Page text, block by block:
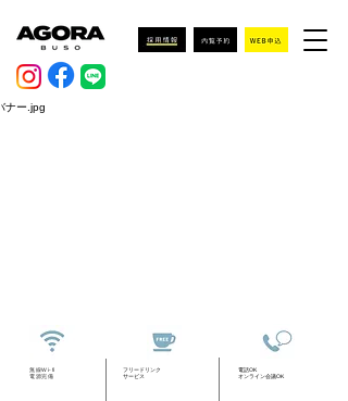
無線Wi-fi
​電源完備
フリードリンク
​サービス
電話OK
オンライン会議OK